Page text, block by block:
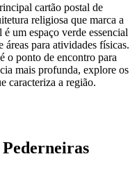
cartão postal de
religiosa que marca a
um espaço verde essencial
áreas para atividades físicas.
o ponto de encontro para
mais profunda, explore os
caracteriza a região.